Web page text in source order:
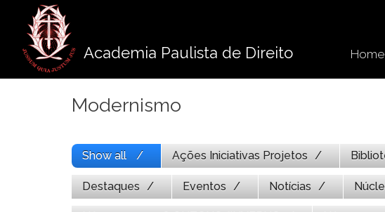
conteúdo
Academia Paulista de Direito Home
Modernismo
Show all Ações Iniciativas Projetos
Destaques Eventos Notícias